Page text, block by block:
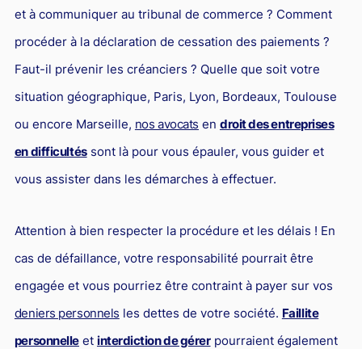
Droit du sport
et à communiquer au tribunal de commerce ? Comment
procéder à la déclaration de cessation des paiements ?
Faut-il prévenir les créanciers ? Quelle que soit votre
situation géographique, Paris, Lyon, Bordeaux, Toulouse
ou encore Marseille, nos avocats en droit des entreprises
en difficultéssont là pour vous épauler, vous guider et
vous assister dans les démarches à effectuer.
Attention à bien respecter la procédure et les délais ! En
cas de défaillance, votre responsabilité pourrait être
engagée et vous pourriez être contraint à payer sur vos
deniers personnels les dettes de votre société. Faillite
personnelleet interdiction de gérerpourraient également